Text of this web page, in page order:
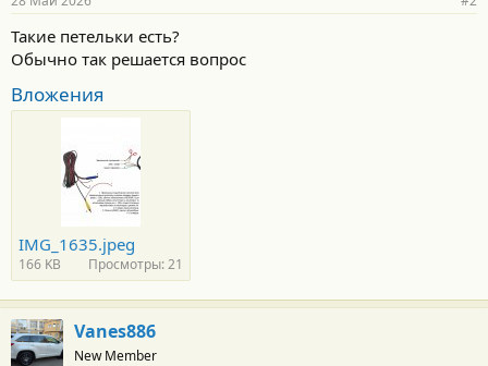
Такие петельки есть?
Обычно так решается вопрос
Вложения
IMG_1635.jpeg
166 KB Просмотры: 21
Vanes886
New Member